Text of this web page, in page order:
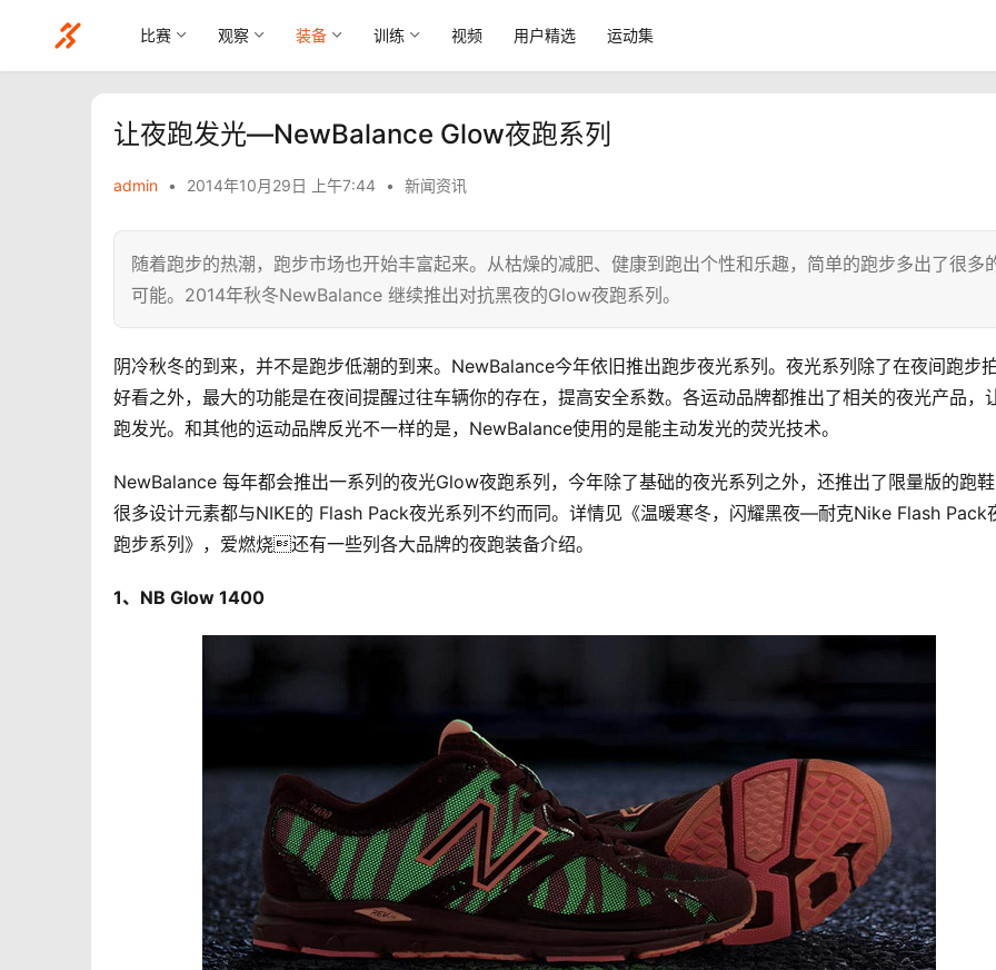
比赛 观察 装备 训练 视频 用户精选 运动集
让夜跑发光—NewBalance Glow夜跑系列
admin • 2014年10月29日 上午7:44 • 新闻资讯
随着跑步的热潮，跑步市场也开始丰富起来。从枯燥的减肥、健康到跑出个性和乐趣，简单的跑步多出了很多
可能。2014年秋冬NewBalance 继续推出对抗黑夜的Glow夜跑系列。
阴冷秋冬的到来，并不是跑步低潮的到来。NewBalance今年依旧推出跑步夜光系列。夜光系列除了在夜间跑步
好看之外，最大的功能是在夜间提醒过往车辆你的存在，提高安全系数。各运动品牌都推出了相关的夜光产品，
跑发光。和其他的运动品牌反光不一样的是，NewBalance使用的是能主动发光的荧光技术。
NewBalance 每年都会推出一系列的夜光Glow夜跑系列，今年除了基础的夜光系列之外，还推出了限量版的跑
很多设计元素都与NIKE的 Flash Pack夜光系列不约而同。详情见《温暖寒冬，闪耀黑夜—耐克Nike Flash Pack
跑步系列》，爱燃烧还有一些列各大品牌的夜跑装备介绍。
1、NB Glow 1400